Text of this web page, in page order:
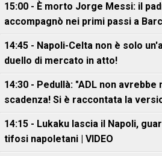
15:00 - È morto Jorge Messi: il
accompagnò nei primi passi a
14:45 - Napoli-Celta non è solo
duello di mercato in atto!
14:30 - Pedullà: "ADL non
scadenza! Si è raccontata la
14:15 - Lukaku lascia il Napoli,
tifosi napoletani | VIDEO